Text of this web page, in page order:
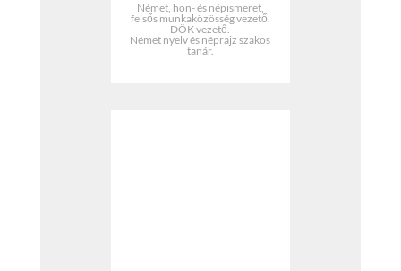
Német, hon- és népismeret,
felsős munkaközösség vezető.
DÖK vezető.
Német nyelv és néprajz szakos
tanár.